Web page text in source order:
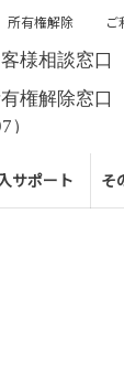
様相談窓口
権解除窓口
）
サポート そ
所有権解除 ご